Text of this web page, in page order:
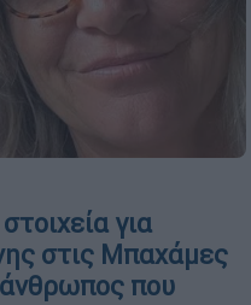
για
στις Μπαχάμες
άνθρωπος που